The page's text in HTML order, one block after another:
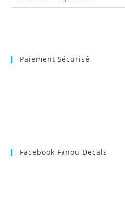
Paiement Sécurisé
Facebook Fanou Decals